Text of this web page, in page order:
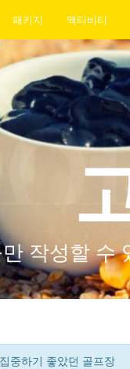
패키지 액티비티
작성할 수
중하기 좋았던 골프장